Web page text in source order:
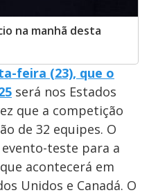
na manhã desta
feira (23), que o
será nos Estados
que a competição
de 32 equipes. O
teste para a
acontecerá em
Unidos e Canadá. O